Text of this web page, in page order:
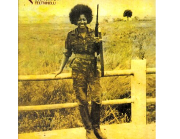
Ancora un giorno